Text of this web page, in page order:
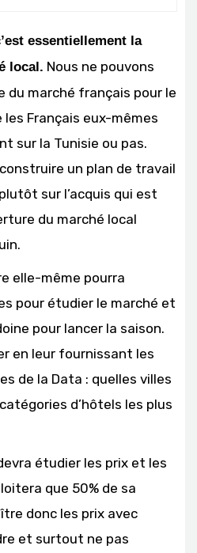
essentiellement la
local. Nous ne pouvons
du marché français pour le
Français eux-mêmes
sur la Tunisie ou pas.
un plan de travail
sur l’acquis qui est
du marché local
elle-même pourra
pour étudier le marché et
pour lancer la saison.
en leur fournissant les
de la Data : quelles villes
d’hôtels les plus
étudier les prix et les
que 50% de sa
donc les prix avec
et surtout ne pas